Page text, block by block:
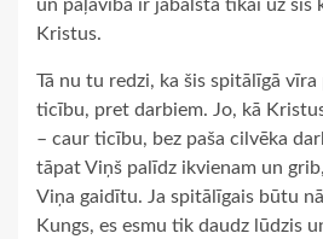
un paļāvība ir jābalsta tikai uz šīs
Kristus.
Tā nu tu redzi, ka šis spitālīgā
ticību, pret darbiem. Jo, kā
– caur ticību, bez paša cilvēka
tāpat Viņš palīdz ikvienam un
Viņa gaidītu. Ja spitālīgais būtu
Kungs, es esmu tik daudz lūdzis